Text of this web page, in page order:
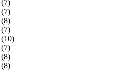
(7)
(7)
(8)
(7)
(10)
(7)
(8)
(8)